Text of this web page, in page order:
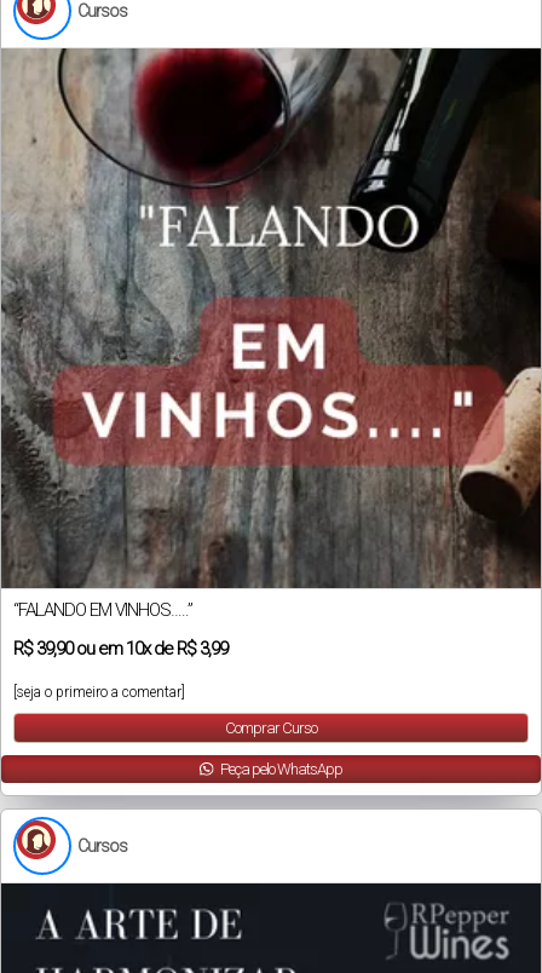
Cursos
“FALANDO EM VINHOS…..”
R$39,90ou em10xdeR$ 3,99
[seja o primeiro a comentar]
Comprar Curso
Peça pelo WhatsApp
Cursos